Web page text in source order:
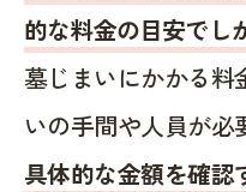
的な料金の目安でし
墓じまいにかかる料
いの手間や人員が必
具体的な金額を確認